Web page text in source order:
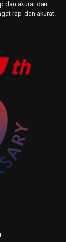
dan akurat dari
rapi dan akurat.